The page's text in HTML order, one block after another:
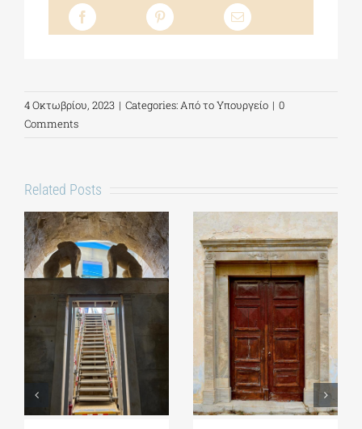
4 Οκτωβρίου, 2023 | Categories:Από το Υπουργείο | 0
Comments
Related Posts